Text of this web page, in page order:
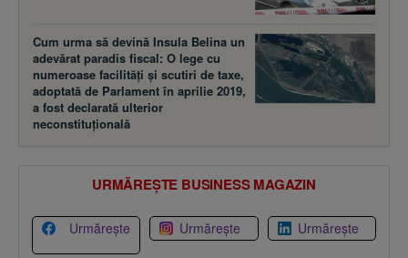
Cum urma să devină Insula Belina un
adevărat paradis fiscal: O lege cu
numeroase facilităţi şi scutiri de taxe,
adoptată de Parlament în aprilie 2019,
a fost declarată ulterior
neconstituţională
URMĂREȘTE BUSINESS MAGAZIN
Urmărește Urmărește Urmărește